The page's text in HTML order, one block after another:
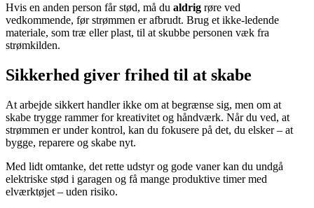
Hvis en anden person får stød, må du aldrig røre ved
vedkommende, før strømmen er afbrudt. Brug et ikke-ledende
materiale, som træ eller plast, til at skubbe personen væk fra
strømkilden.
Sikkerhed giver frihed til at skabe
At arbejde sikkert handler ikke om at begrænse sig, men om at
skabe trygge rammer for kreativitet og håndværk. Når du ved, at
strømmen er under kontrol, kan du fokusere på det, du elsker – at
bygge, reparere og skabe nyt.
Med lidt omtanke, det rette udstyr og gode vaner kan du undgå
elektriske stød i garagen og få mange produktive timer med
elværktøjet – uden risiko.